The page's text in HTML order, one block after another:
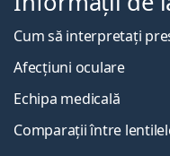
Cum să interpretați
Afecțiuni oculare
Echipa medicală
Comparații între